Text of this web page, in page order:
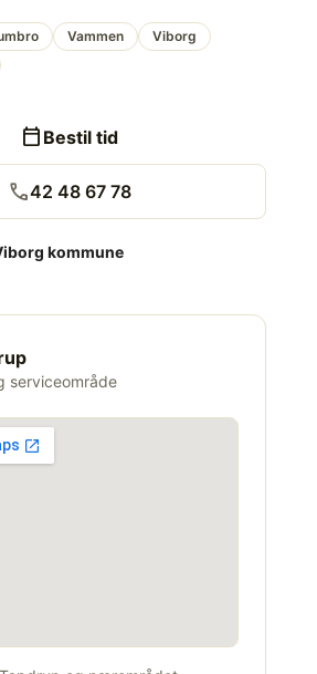
Vammen
Viborg
calendar_today Bestil tid
call42 48 67 78
kommune
serviceområde